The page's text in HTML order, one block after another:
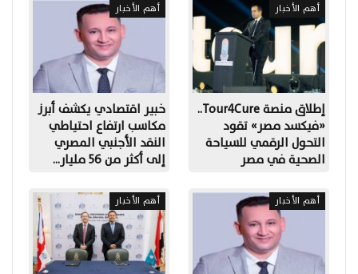
أهم الأخبار
إطلاق منصة Tour4Cure..
«فيكسد مصر» تقود
التحول الرقمي للسياحة
الصحية في مصر
أهم الأخبار
خبير اقتصادي يكشف أبرز
مكاسب ارتفاع احتياطي
النقد الأجنبي المصري
إلى أكثر من 56 مليار…
أهم الأخبار أهم الأخبار